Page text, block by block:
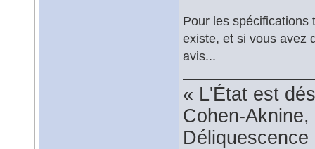
Pour les spécifications
existe, et si vous avez
avis...
« L'État est
Cohen-